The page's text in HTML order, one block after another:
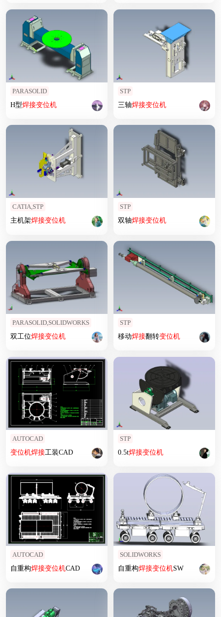
PARASOLID
H型焊接变位机
STP
三轴焊接变位机
CATIA,STP
主机架焊接变位机
STP
双轴焊接变位机
PARASOLID,SOLIDWORKS
双工位焊接变位机
STP
移动焊接翻转变位机
AUTOCAD
变位机焊接工装CAD
STP
0.5t焊接变位机
AUTOCAD
自重构焊接变位机CAD
SOLIDWORKS
自重构焊接变位机SW